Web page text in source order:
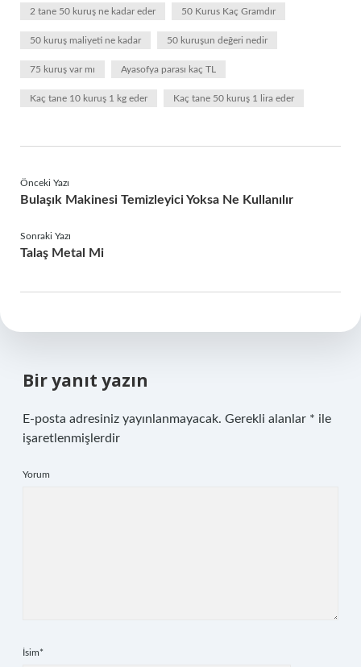
2 tane 50 kuruş ne kadar eder 50 Kurus Kaç Gramdır
50 kuruş maliyeti ne kadar 50 kuruşun değeri nedir
75 kuruş var mı Ayasofya parası kaç TL
Kaç tane 10 kuruş 1 kg eder Kaç tane 50 kuruş 1 lira eder
Önceki Yazı
Bulaşık Makinesi Temizleyici Yoksa Ne Kullanılır
Sonraki Yazı
Talaş Metal Mi
Bir yanıt yazın
E-posta adresiniz yayınlanmayacak. Gerekli alanlar * ile
işaretlenmişlerdir
Yorum
İsim*